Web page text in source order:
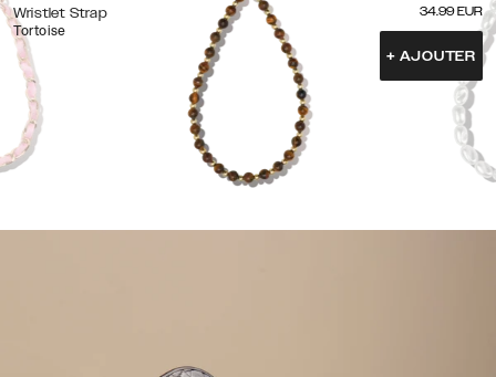
Wristlet Strap
Tortoise
34.99 EUR
+ AJOUTER